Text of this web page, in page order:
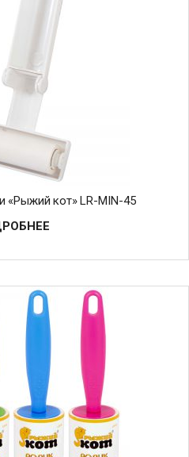
«Рыжий кот» LR-MIN-45